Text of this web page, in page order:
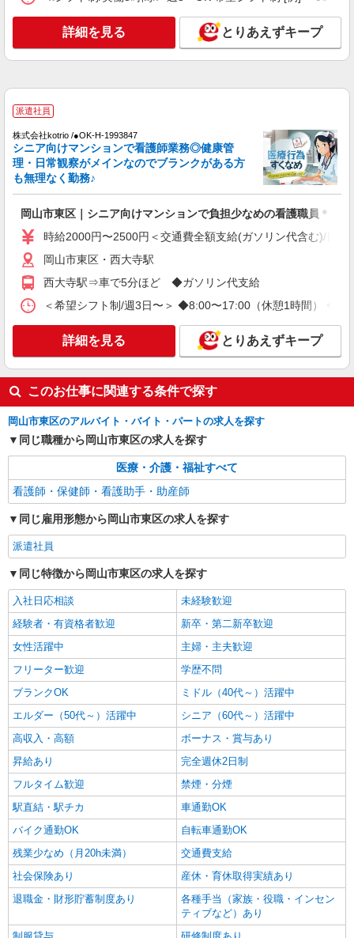
詳細を見る
初任者以上：時給1450円〜1812円
岡山県岡山市東区
詳細を見る
詳細を見る とりあえずキープ
派遣社員
株式会社kotrio /●OK-H-1993847
シニア向けマンションで看護師業務◎健康管
理・日常観察がメインなのでブランクがある方
も無理なく勤務♪
岡山市東区｜シニア向けマンションで負担少なめの看護職員＊。
時給2000円〜2500円＜交通費全額支給(ガソリン代含む)/日払
岡山市東区・西大寺駅
西大寺駅⇒車で5分ほど ◆ガソリン代支給
＜希望シフト制/週3日〜＞ ◆8:00〜17:00（休憩1時間）
詳細を見る とりあえずキープ
このお仕事に関連する条件で探す
岡山市東区のアルバイト・バイト・パートの求人を探す
同じ職種から岡山市東区の求人を探す
医療・介護・福祉すべて
看護師・保健師・看護助手・助産師
同じ雇用形態から岡山市東区の求人を探す
派遣社員
同じ特徴から岡山市東区の求人を探す
入社日応相談
未経験歓迎
経験者・有資格者歓迎
新卒・第二新卒歓迎
女性活躍中
主婦・主夫歓迎
フリーター歓迎
学歴不問
ブランクOK
ミドル（40代～）活躍中
エルダー（50代～）活躍中
シニア（60代～）活躍中
高収入・高額
ボーナス・賞与あり
昇給あり
完全週休2日制
フルタイム歓迎
禁煙・分煙
駅直結・駅チカ
車通勤OK
バイク通勤OK
自転車通勤OK
残業少なめ（月20h未満）
交通費支給
社会保険あり
産休・育休取得実績あり
退職金・財形貯蓄制度あり
各種手当（家族・役職・インセン
ティブなど）あり